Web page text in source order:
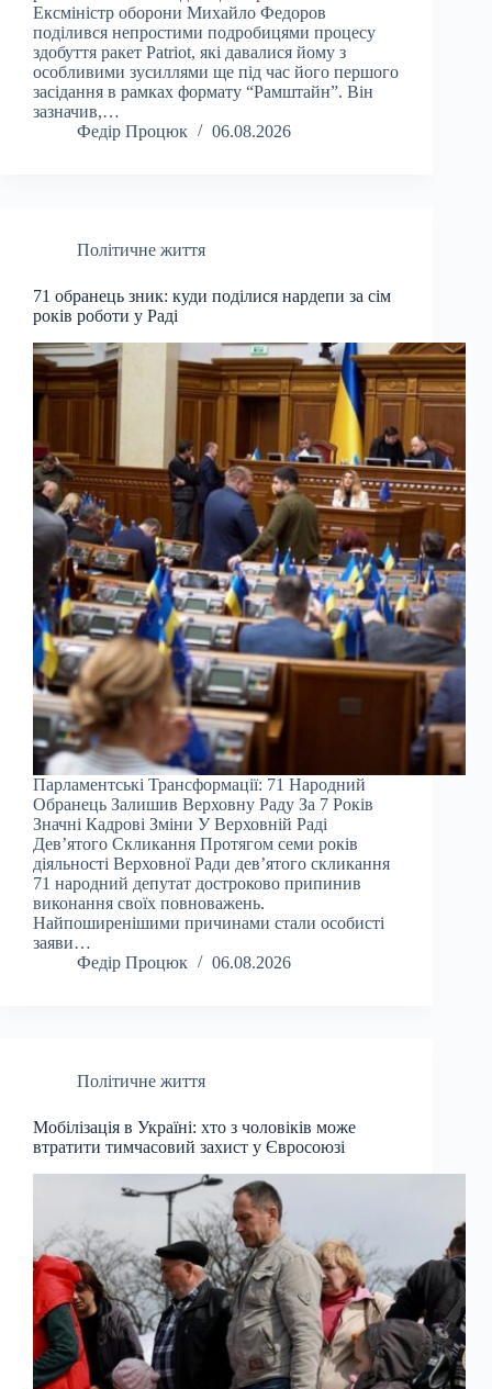
Ексміністр оборони Михайло Федоров
поділився непростими подробицями процесу
здобуття ракет Patriot, які давалися йому з
особливими зусиллями ще під час його першого
засідання в рамках формату “Рамштайн”. Він
зазначив,…
Федір Процюк
06.08.2026
Політичне життя
71 обранець зник: куди поділися нардепи за сім
років роботи у Раді
Парламентські Трансформації: 71 Народний
Обранець Залишив Верховну Раду За 7 Років
Значні Кадрові Зміни У Верховній Раді
Дев’ятого Скликання Протягом семи років
діяльності Верховної Ради дев’ятого скликання
71 народний депутат достроково припинив
виконання своїх повноважень.
Найпоширенішими причинами стали особисті
заяви…
Федір Процюк
06.08.2026
Політичне життя
Мобілізація в Україні: хто з чоловіків може
втратити тимчасовий захист у Євросоюзі